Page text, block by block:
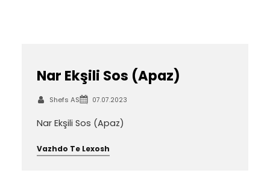
Nar Ekşili Sos (Apaz)
Shefs AS 07.07.2023
Nar Ekşili Sos (Apaz)
Vazhdo Te Lexosh